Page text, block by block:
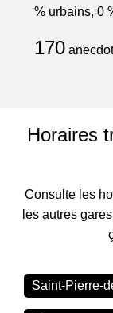
% urbains, 0
170
Horaires
Consulte les
les autres
Saint-Pierre-